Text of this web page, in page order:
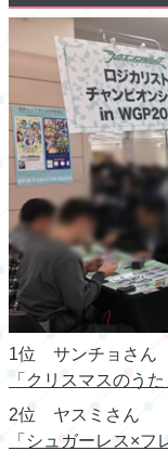
1位 サンチョさん
「クリスマスのうた
2位 ヤスミさん
「シュガーレス×フ